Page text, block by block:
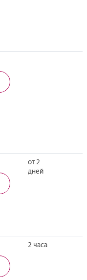
от 2
дней
2 часа